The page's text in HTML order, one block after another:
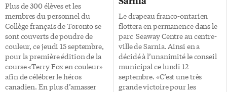
Plus de 300 élèves et les
membres du personnel du
Collège français de Toronto se
sont couverts de poudre de
couleur, ce jeudi 15 septembre,
pour la première édition de la
course «Terry Fox en couleur»
afin de célébrer le héros
canadien. En plus d’amasser
Le drapeau franco-ontarien
flottera en permanence dans le
parc Seaway Centre au centre-
ville de Sarnia. Ainsi en a
décidé à l’unanimité le conseil
municipal ce lundi 12
septembre. «C’est une très
grande victoire pour les